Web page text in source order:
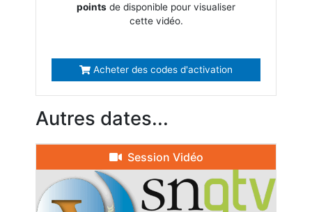
points de disponible pour visualiser
cette vidéo.
Acheter des codes d'activation
Autres dates...
Session Vidéo